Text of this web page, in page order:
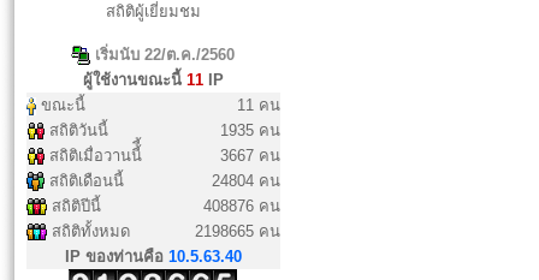
สถิติผู้เยี่ยมชม
เริ่มนับ 22/ต.ค./2560
ผู้ใช้งานขณะนี้ 11IP
ขณะนี้
11 คน
สถิติวันนี้
1935 คน
สถิติเมื่อวานนี้ี้
3667 คน
สถิติเดือนนี้
24804 คน
สถิติปีนี้
408876 คน
สถิติทั้งหมด
2198665 คน
IP ของท่านคือ 10.5.63.40